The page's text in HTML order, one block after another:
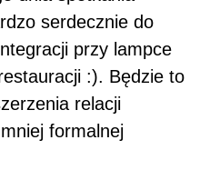
serdecznie do
przy lampce
:). Będzie to
relacji
formalnej